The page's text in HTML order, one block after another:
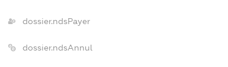
dossier.ndsPayer
dossier.ndsAnnul